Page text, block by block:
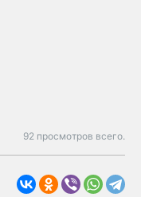
92 просмотров всего.